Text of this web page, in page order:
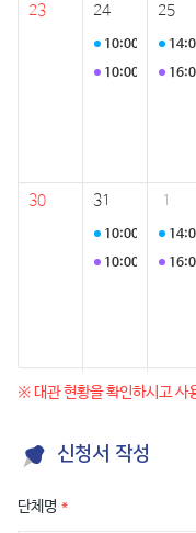
23 24 25
10:00
프로그램
10:00
프로그램
30 31 1
10:00
프로그램
10:00
프로그램
※ 대관 현황을 확인하시고
신청서 작성
단체명 *